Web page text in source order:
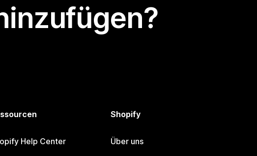
Help Center
Shopify
Über uns